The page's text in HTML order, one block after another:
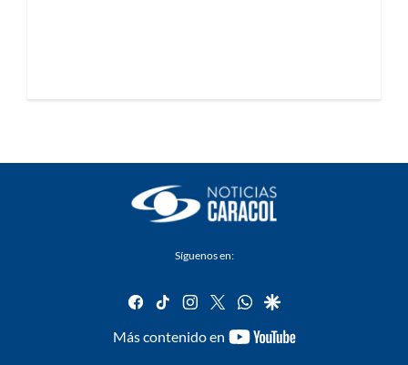
Síguenos en:
facebook
tiktok instagram
twitterwhatsapp
google
Más contenido en
youtube-